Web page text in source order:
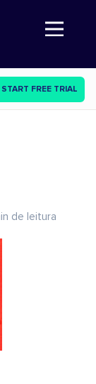
Abre a navegação
START FREE TRIAL
de leitura